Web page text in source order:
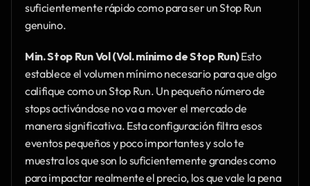
suficientemente rápido como para ser un Stop Run
genuino.
Min. Stop Run Vol (Vol. mínimo de Stop Run) Esto
establece el volumen mínimo necesario para que algo
califique como un Stop Run. Un pequeño número de
stops activándose no va a mover el mercado de
manera significativa. Esta configuración filtra esos
eventos pequeños y poco importantes y solo te
muestra los que son lo suficientemente grandes como
para impactar realmente el precio, los que vale la pena